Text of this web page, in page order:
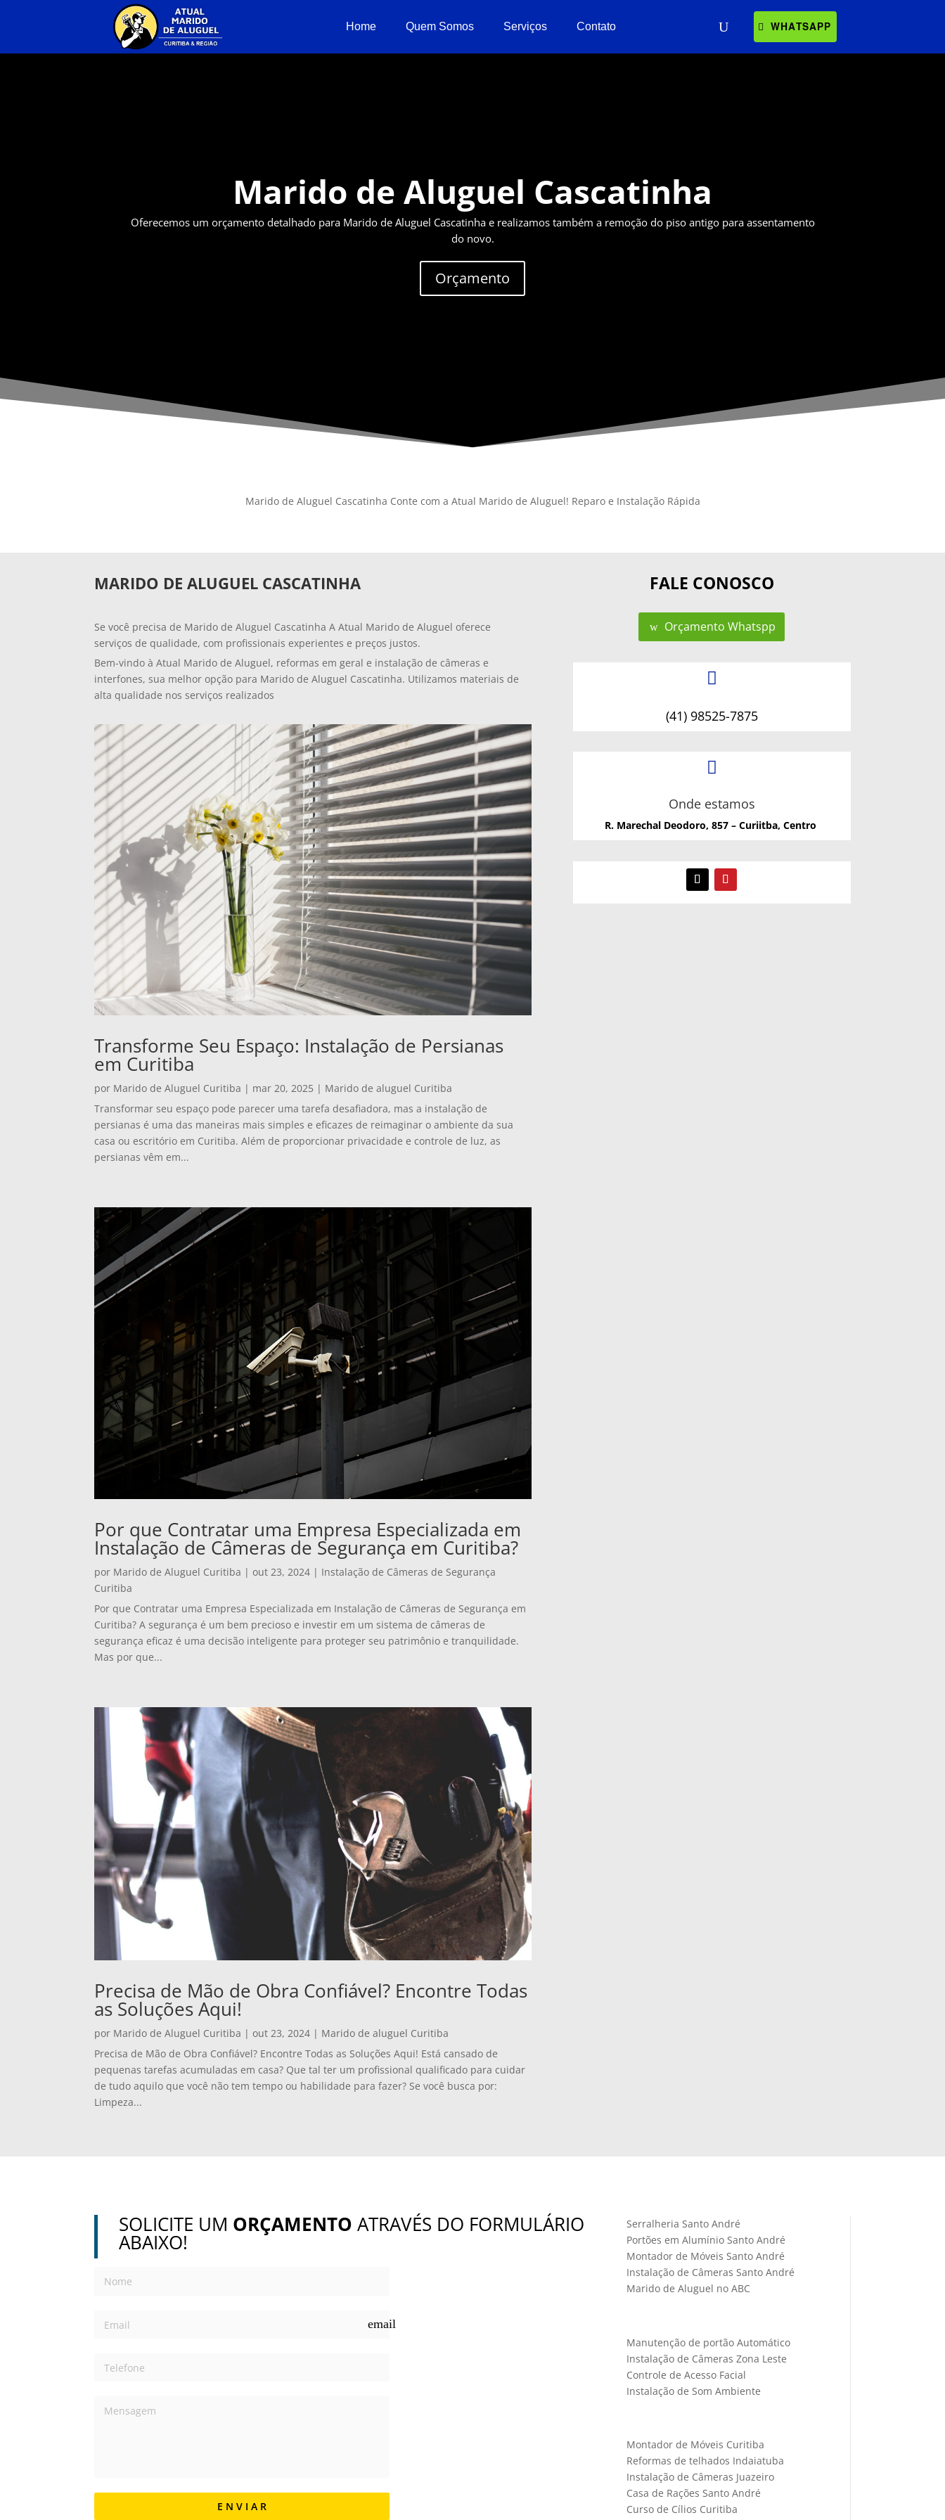
Home Quem Somos Serviços Contato WHATSAPP
Marido de Aluguel Cascatinha
Oferecemos um orçamento detalhado para Marido de Aluguel Cascatinha e realizamos também a remoção do piso antigo para assentamento
do novo.
Orçamento
Marido de Aluguel Cascatinha Conte com a Atual Marido de Aluguel! Reparo e Instalação Rápida
MARIDO DE ALUGUEL CASCATINHA
Se você precisa de Marido de Aluguel Cascatinha A Atual Marido de Aluguel oferece
serviços de qualidade, com profissionais experientes e preços justos.
Bem-vindo à Atual Marido de Aluguel, reformas em geral e instalação de câmeras e
interfones, sua melhor opção para Marido de Aluguel Cascatinha. Utilizamos materiais de
alta qualidade nos serviços realizados
Transforme Seu Espaço: Instalação de Persianas
em Curitiba
por Marido de Aluguel Curitiba | mar 20, 2025 | Marido de aluguel Curitiba
Transformar seu espaço pode parecer uma tarefa desafiadora, mas a instalação de
persianas é uma das maneiras mais simples e eficazes de reimaginar o ambiente da sua
casa ou escritório em Curitiba. Além de proporcionar privacidade e controle de luz, as
persianas vêm em...
Por que Contratar uma Empresa Especializada em
Instalação de Câmeras de Segurança em Curitiba?
por Marido de Aluguel Curitiba |out 23, 2024 | Instalação de Câmeras de Segurança
Curitiba
Por que Contratar uma Empresa Especializada em Instalação de Câmeras de Segurança em
Curitiba? A segurança é um bem precioso e investir em um sistema de câmeras de
segurança eficaz é uma decisão inteligente para proteger seu patrimônio e tranquilidade.
Mas por que...
Precisa de Mão de Obra Confiável? Encontre Todas
as Soluções Aqui!
por Marido de Aluguel Curitiba |out 23, 2024 | Marido de aluguel Curitiba
Precisa de Mão de Obra Confiável? Encontre Todas as Soluções Aqui! Está cansado de
pequenas tarefas acumuladas em casa? Que tal ter um profissional qualificado para cuidar
de tudo aquilo que você não tem tempo ou habilidade para fazer? Se você busca por:
Limpeza...
FALE CONOSCO
Orçamento Whatspp

(41) 98525-7875

Onde estamos
R. Marechal Deodoro, 857 – Curiitba, Centro
SOLICITE UM ORÇAMENTO ATRAVÉS DO FORMULÁRIO
ABAIXO!
email
E N V I A R
Serralheria Santo André
Portões em Alumínio Santo André
Montador de Móveis Santo André
Instalação de Câmeras Santo André
Marido de Aluguel no ABC
Manutenção de portão Automático
Instalação de Câmeras Zona Leste
Controle de Acesso Facial
Instalação de Som Ambiente
Montador de Móveis Curitiba
Reformas de telhados Indaiatuba
Instalação de Câmeras Juazeiro
Casa de Rações Santo André
Curso de Cílios Curitiba